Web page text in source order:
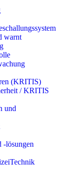
warnt
(KRITIS)
/ KRITIS
und
-lösungen